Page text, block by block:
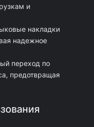
и
накладки
надежное
переход по
предотвращая